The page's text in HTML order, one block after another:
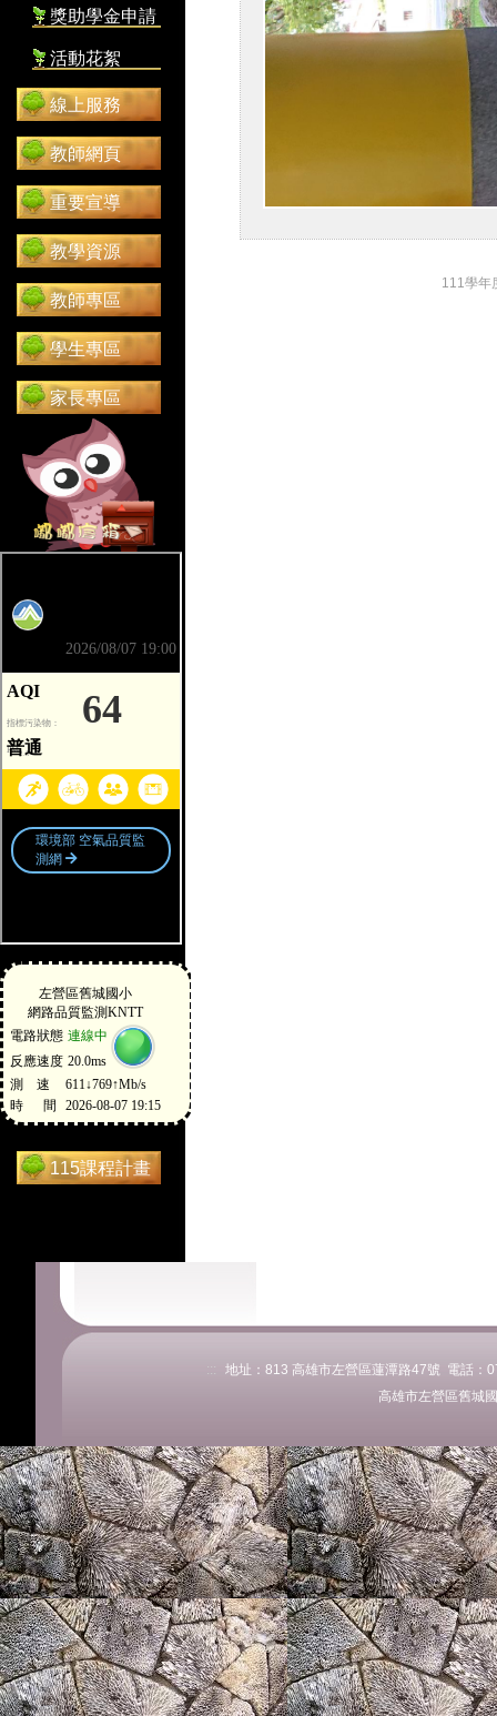
獎助學金申請
活動花絮
線上服務
教師網頁
重要宣導
教學資源
教師專區
學生專區
家長專區
115課程計畫
111學年
:::
地址：813 高雄市左營區蓮潭路47號 電話
高雄市左營區舊城